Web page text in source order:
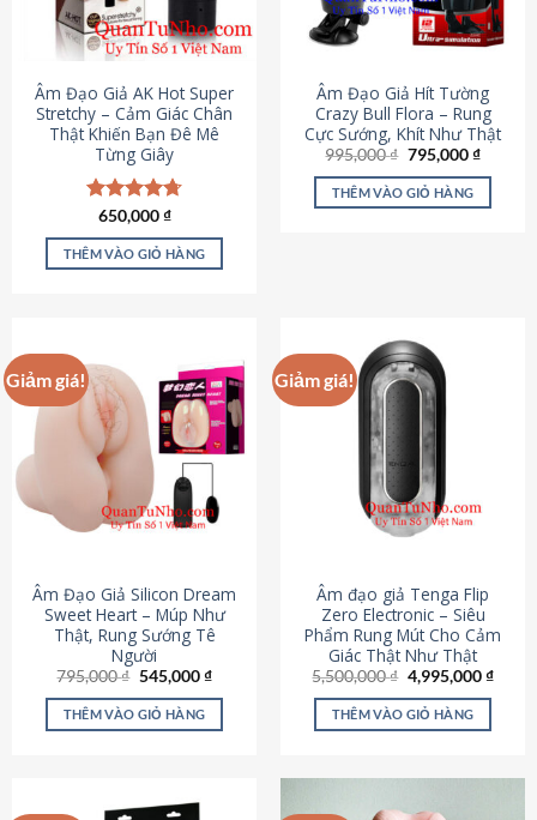
Âm Đạo Giả AK Hot Super
Stretchy – Cảm Giác Chân
Thật Khiến Bạn Đê Mê
Từng Giây
Được xếp
hạng4.75
5 sao
650,000₫
THÊM VÀO GIỎ HÀNG
Âm Đạo Giả Hít Tường
Crazy Bull Flora – Rung
Cực Sướng, Khít Như Thật
995,000₫ Giá
là:
995,000 ₫.
795,000₫Giá
tại
THÊM VÀO GIỎ HÀNG
Giảm giá!
Âm Đạo Giả Silicon Dream
Sweet Heart – Múp Như
Thật, Rung Sướng Tê
Người
795,000₫ Giá
là:
795,000 ₫.
545,000₫Giá
tại
545,000 ₫.
THÊM VÀO GIỎ HÀNG
Giảm giá!
Âm đạo giả Tenga Flip
Zero Electronic – Siêu
Phẩm Rung Mút Cho Cảm
Giác Thật Như Thật
5,500,000₫ Giá
gốc
là:
5,500,000 ₫.
4,995,000₫Giá
THÊM VÀO GIỎ HÀNG